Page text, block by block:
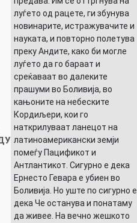
луѓето од рацете, ги збунува
новинарите, истражувачите и
науката, и повторно полетува
преку Андите, како би могле
луѓето да го бараат и
среќаваат во далеките
прашуми во Боливија, во
кањоните на небеските
Кордиљери, кои го
наткрилуваат ланецот на
латиноамерикански земји
помеѓу Пацификот и
Антлантикот. Сигурно е дека
Ернесто Гевара е убиен во
Боливија. Но уште по сигурно е
дека Че останува и понатаму
да живее. На вечно жешкото